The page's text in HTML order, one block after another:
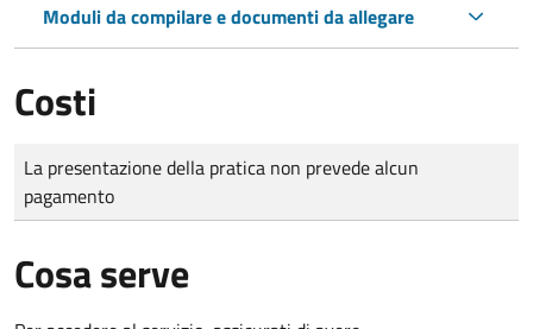
Moduli da compilare e documenti da allegare
Costi
Tipo di pagamento
Importo
La presentazione della pratica non prevede alcun
pagamento
Cosa serve